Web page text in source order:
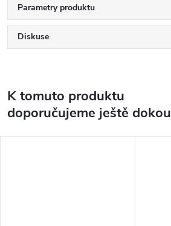
Parametry produktu
Diskuse
K tomuto produktu
doporučujeme ještě